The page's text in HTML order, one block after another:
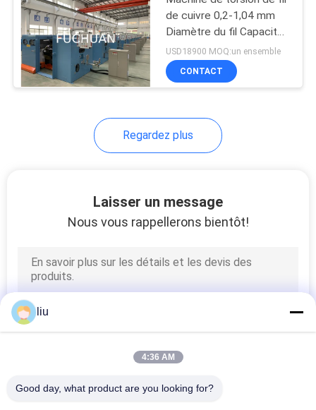
PVC
machine à simple
machine d'extrusion
de câble
de cuivre 0,2-1,04 mm
Diamètre du fil Capacité
100-350 kg/h Pour
différents types de fil
USD18900 MOQ:un ensemble
CONTACT
Regardez plus
Laisser un message
Nous vous rappellerons bientôt!
liu
4:36 AM
Good day, what product are you looking for?